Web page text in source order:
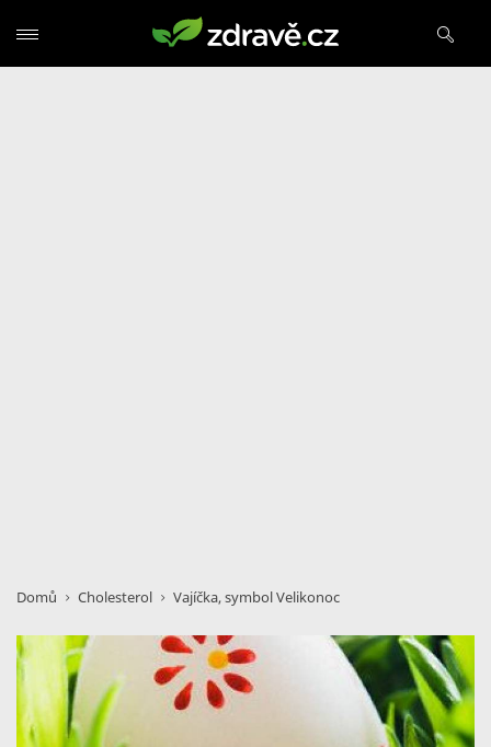
Domů Cholesterol Vajíčka, symbol Velikonoc